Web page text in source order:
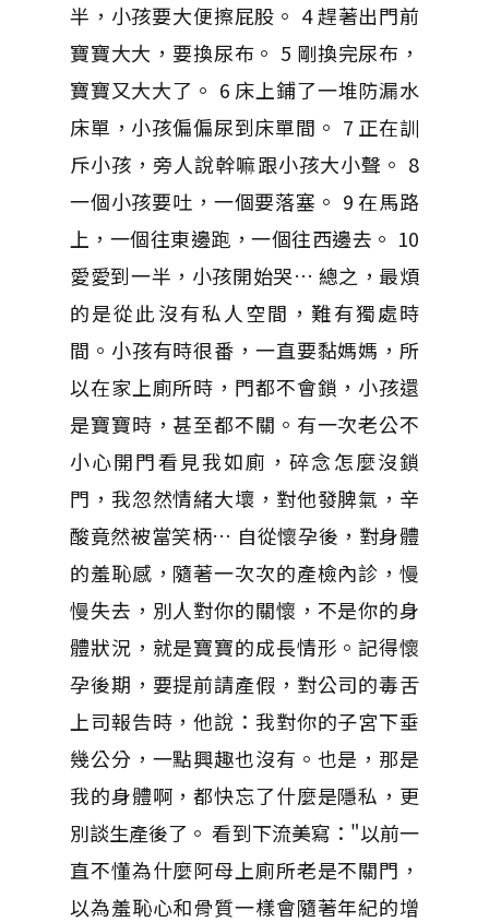
半，小孩要大便擦屁股。 4 趕著出門前
寶寶大大，要換尿布。 5 剛換完尿布，
寶寶又大大了。 6 床上鋪了一堆防漏水
床單，小孩偏偏尿到床單間。 7 正在訓
斥小孩，旁人說幹嘛跟小孩大小聲。 8
一個小孩要吐，一個要落塞。 9 在馬路
上，一個往東邊跑，一個往西邊去。 10
愛愛到一半，小孩開始哭… 總之，最煩
的是從此沒有私人空間，難有獨處時
間。小孩有時很番，一直要黏媽媽，所
以在家上廁所時，門都不會鎖，小孩還
是寶寶時，甚至都不關。有一次老公不
小心開門看見我如廁，碎念怎麼沒鎖
門，我忽然情緒大壞，對他發脾氣，辛
酸竟然被當笑柄… 自從懷孕後，對身體
的羞恥感，隨著一次次的產檢內診，慢
慢失去，別人對你的關懷，不是你的身
體狀況，就是寶寶的成長情形。記得懷
孕後期，要提前請產假，對公司的毒舌
上司報告時，他說：我對你的子宮下垂
幾公分，一點興趣也沒有。也是，那是
我的身體啊，都快忘了什麼是隱私，更
別談生產後了。 看到下流美寫："以前一
直不懂為什麼阿母上廁所老是不關門，
以為羞恥心和骨質一樣會隨著年紀的增